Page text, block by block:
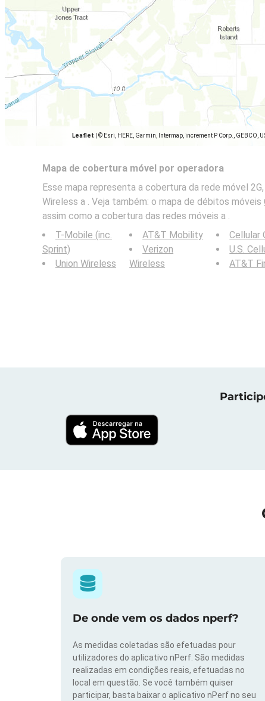
Leaflet © Esri, HERE, Garmin, Intermap, increment P Corp., GEBCO,
Mapa de cobertura móvel por operadora
Esse mapa representa a cobertura da rede móvel 2G,
Wireless a . Veja também: o mapa de débitos móveis
assim como a cobertura das redes móveis a .
T-Mobile (inc.
Sprint)
Union Wireless
AT&T Mobility
Verizon
Wireless
Cellular
U.S.
AT&T
De onde vem os dados nperf?
As medidas coletadas são efetuadas pour
utilizadores do aplicativo nPerf. São medidas
realizadas em condições reais, efetuadas no
local em questão. Se você também quiser
participar, basta baixar o aplicativo nPerf no seu